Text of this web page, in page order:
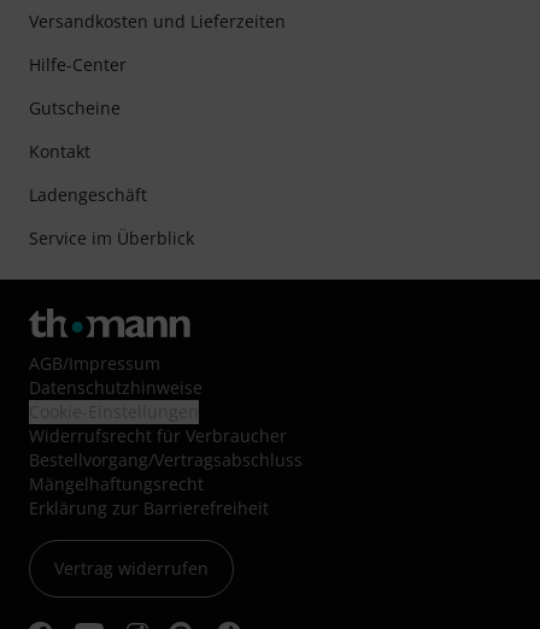
Versandkosten und Lieferzeiten
Hilfe-Center
Gutscheine
Kontakt
Ladengeschäft
Service im Überblick
AGB/Impressum
Datenschutzhinweise
Widerrufsrecht für Verbraucher
Bestellvorgang/Vertragsabschluss
Mängelhaftungsrecht
Erklärung zur Barrierefreiheit
Vertrag widerrufen